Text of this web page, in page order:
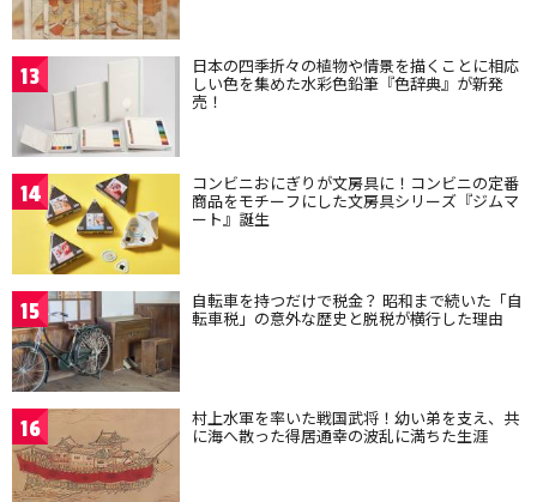
13 日本の四季折々の植物や情景を描くことに相応
しい色を集めた水彩色鉛筆『色辞典』が新発
売！
14 コンビニおにぎりが文房具に！コンビニの定番
商品をモチーフにした文房具シリーズ『ジムマ
ート』誕生
15 自転車を持つだけで税金？ 昭和まで続いた「自
転車税」の意外な歴史と脱税が横行した理由
16 村上水軍を率いた戦国武将！幼い弟を支え、共
に海へ散った得居通幸の波乱に満ちた生涯